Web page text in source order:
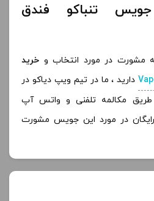
تنباکو فندق
مشورت در مورد انتخاب و خرید
دارید ، ما در تیم ویپ دیاکو در
مکالمه تلفنی و واتس آپ
در مورد این جویس مشورت